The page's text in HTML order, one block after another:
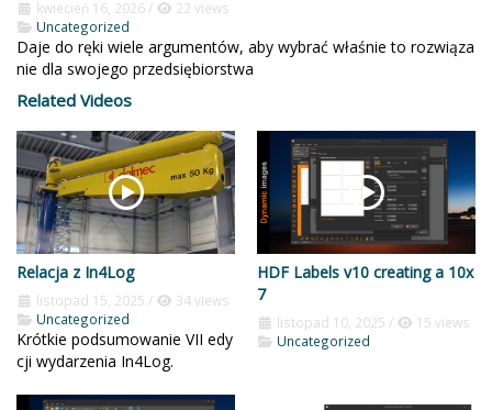
kwiecień 16, 2026/
22 views
Uncategorized
Daje do ręki wiele argumentów, aby wybrać właśnie to rozwiąza
nie dla swojego przedsiębiorstwa
Related Videos
Relacja z In4Log
listopad 15, 2025 /
34 views
Uncategorized
Krótkie podsumowanie VII edy
cji wydarzenia In4Log.
HDF Labels v10 creating a 10x
7
listopad 10, 2025 /
15 views
Uncategorized